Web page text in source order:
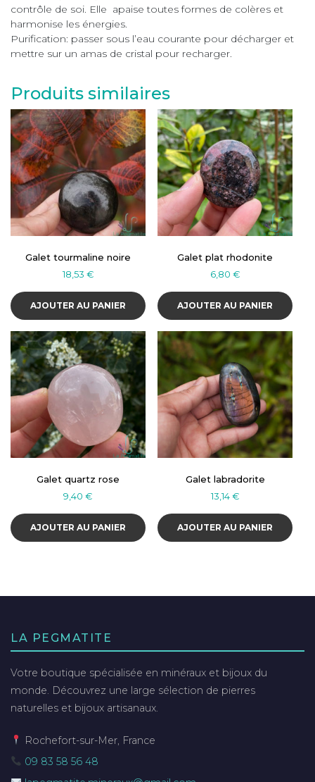
contrôle de soi. Elle apaise toutes formes de colères et
harmonise les énergies.
Purification: passer sous l’eau courante pour décharger et
mettre sur un amas de cristal pour recharger.
Produits similaires
Galet tourmaline noire
18,53 €
AJOUTER AU PANIER
Galet plat rhodonite
6,80 €
AJOUTER AU PANIER
Galet quartz rose
9,40€
AJOUTER AU PANIER
Galet labradorite
13,14€
AJOUTER AU PANIER
LA PEGMATITE
Votre boutique spécialisée en minéraux et bijoux du
monde. Découvrez une large sélection de pierres
naturelles et bijoux artisanaux.
Rochefort-sur-Mer, France
09 83 58 56 48